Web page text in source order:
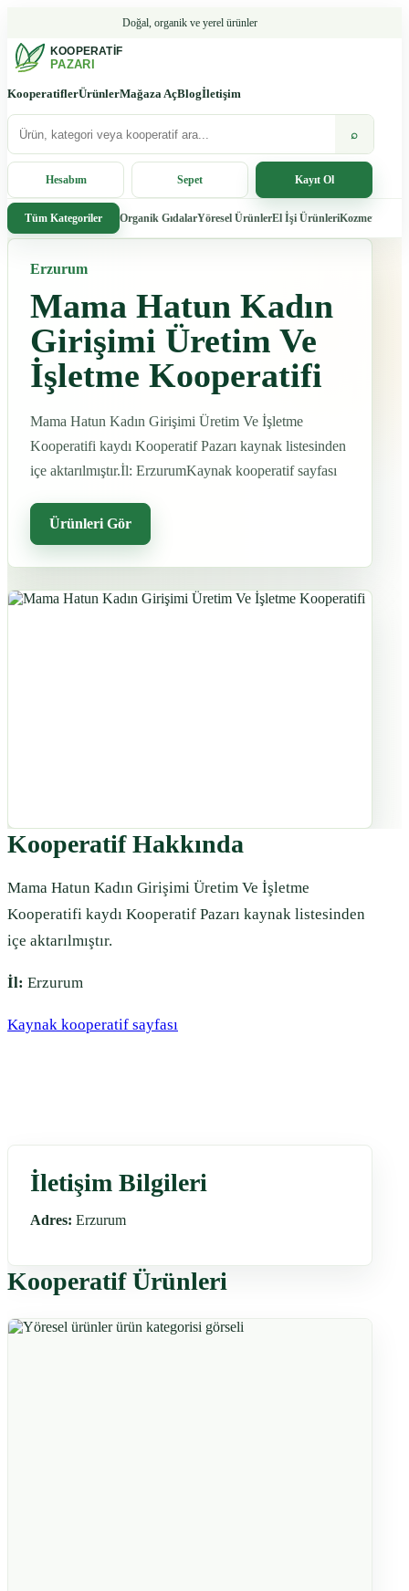
Doğal, organik ve yerel ürünler
KooperatiflerÜrünlerMağaza AçBlogİletişim
⌕
Hesabım Sepet Kayıt Ol
Tüm Kategoriler Organik GıdalarYöresel ÜrünlerEl İşi ÜrünleriKozmetik
Erzurum
Mama Hatun Kadın
Girişimi Üretim Ve
İşletme Kooperatifi
Mama Hatun Kadın Girişimi Üretim Ve İşletme
Kooperatifi kaydı Kooperatif Pazarı kaynak listesinden
içe aktarılmıştır.İl: ErzurumKaynak kooperatif sayfası
Ürünleri Gör
Kooperatif Hakkında
Mama Hatun Kadın Girişimi Üretim Ve İşletme
Kooperatifi kaydı Kooperatif Pazarı kaynak listesinden
içe aktarılmıştır.
İl: Erzurum
Kaynak kooperatif sayfası
İletişim Bilgileri
Adres: Erzurum
Kooperatif Ürünleri